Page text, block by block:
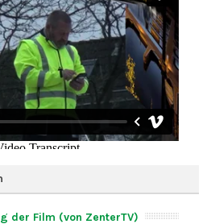
der Film (von ZenterTV)